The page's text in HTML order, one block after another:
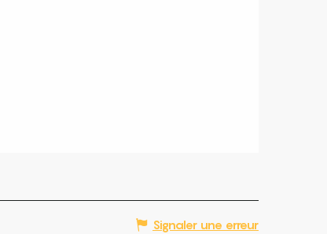
Signaler une erreur